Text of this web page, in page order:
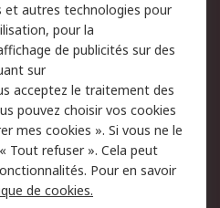
Sécurité des E-mails
Politique anti-
corruption
et autres technologies pour
pour la
de publicités sur des
sur
acceptez le traitement des
pouvez choisir vos cookies
mes cookies ». Si vous ne le
Tout refuser ». Cela peut
Pour en savoir
de cookies.